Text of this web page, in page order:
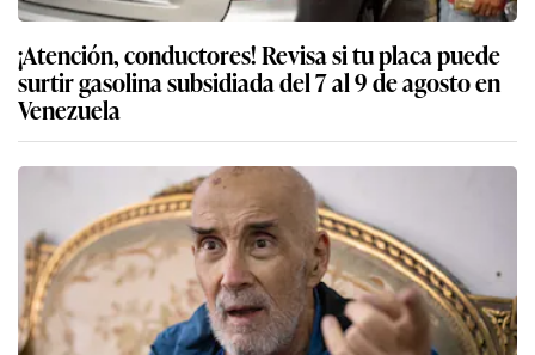
¡Atención, conductores! Revisa si tu placa puede
surtir gasolina subsidiada del 7 al 9 de agosto en
Venezuela